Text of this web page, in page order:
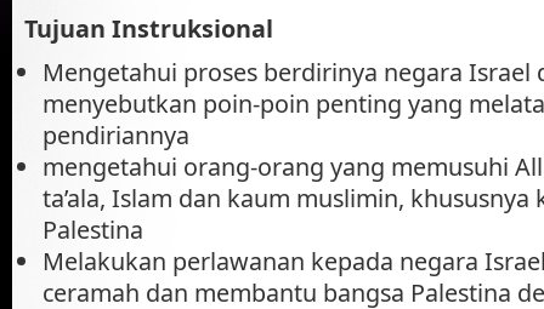
Tujuan Instruksional
Mengetahui proses berdirinya negara Israel
menyebutkan poin-poin penting yang
pendiriannya
mengetahui orang-orang yang memusuhi
ta’ala, Islam dan kaum muslimin,
Palestina
Melakukan perlawanan kepada negara
ceramah dan membantu bangsa Palestina